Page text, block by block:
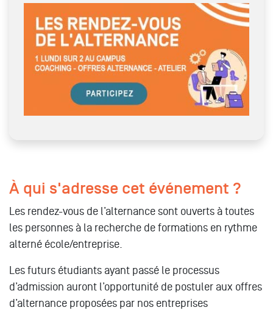
À qui s'adresse cet événement ?
Les rendez-vous de l’alternance sont ouverts à toutes
les personnes à la recherche de formations en rythme
alterné école/entreprise.
Les futurs étudiants ayant passé le processus
d’admission auront l’opportunité de postuler aux offres
d’alternance proposées par nos entreprises